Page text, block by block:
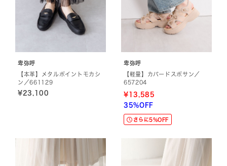
卑弥呼
【本革】メタルポイントモカシ
ン／661129
¥23,100
卑弥呼
【軽量】カバードスポサン／
657204
¥13,585
35%OFF
さらに5%OFF